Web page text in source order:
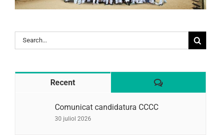
Search
for:
Recent Comentaris
Comunicat candidatura CCCC
30 juliol 2026